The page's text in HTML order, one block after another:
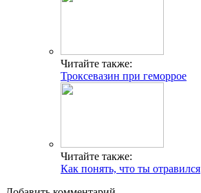
Читайте также:
Троксевазин при геморрое
Читайте также:
Как понять, что ты отравился